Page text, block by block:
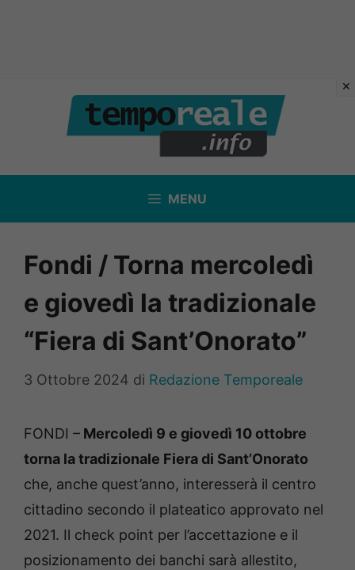
contenuto
MENU
Fondi / Torna mercoledì
e giovedì la tradizionale
“Fiera di Sant’Onorato”
3 Ottobre 2024 di Redazione Temporeale
FONDI – Mercoledì 9 e giovedì 10 ottobre
torna la tradizionale Fiera di Sant’Onorato
che, anche quest’anno, interesserà il centro
cittadino secondo il plateatico approvato nel
2021. Il check point per l’accettazione e il
posizionamento dei banchi sarà allestito,